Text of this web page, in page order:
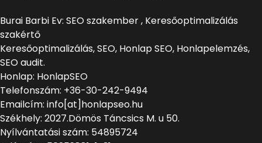
Burai Barbi Ev: SEO szakember , Keresőoptimalizálás
szakértő
Keresőoptimalizálás, SEO, Honlap SEO, Honlapelemzés,
SEO audit.
Honlap: HonlapSEO
Telefonszám: +36-30-242-9494
Emailcím: info[at]honlapseo.hu
Székhely: 2027.Dömös Táncsics M. u 50.
Nyílvántatási szám: 54895724